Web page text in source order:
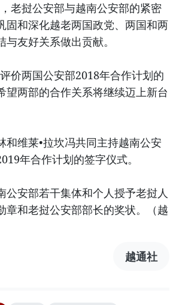
老挝公安部与越南公安部的紧密
固和深化越老两国政党、两国和两
友好关系做出贡献。
价两国公安部2018年合作计划的
望两部的合作关系将继续迈上新台
和维莱•拉坎冯共同主持越南公安
年合作计划的签字仪式。
公安部若干集体和个人授予老挝人
章和老挝公安部部长的奖状。（越
越通社